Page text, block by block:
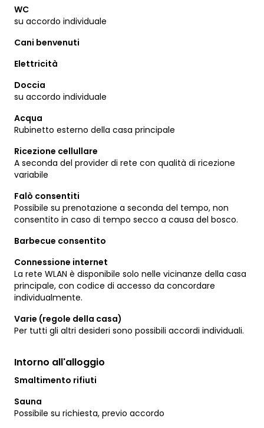
WC
su accordo individuale
Cani benvenuti
Elettricità
Doccia
su accordo individuale
Acqua
Rubinetto esterno della casa principale
Ricezione cellullare
A seconda del provider di rete con qualità di ricezione
variabile
Falò consentiti
Possibile su prenotazione a seconda del tempo, non
consentito in caso di tempo secco a causa del bosco.
Barbecue consentito
Connessione internet
La rete WLAN è disponibile solo nelle vicinanze della casa
principale, con codice di accesso da concordare
individualmente.
Varie (regole della casa)
Per tutti gli altri desideri sono possibili accordi individuali.
Intorno all'alloggio
Smaltimento rifiuti
Sauna
Possibile su richiesta, previo accordo